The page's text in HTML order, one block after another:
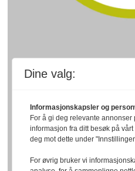
Dine valg:
Informasjonskapsler og
For å gi deg relevante annonser
informasjon fra ditt besøk på
deg mot dette under
For øvrig bruker vi